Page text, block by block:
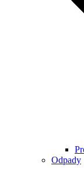
Odpady